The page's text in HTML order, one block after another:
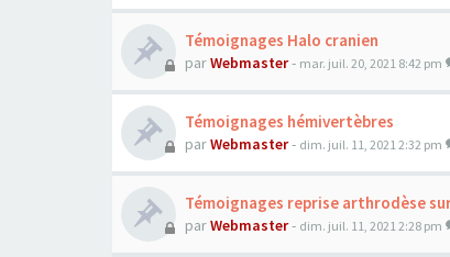
Témoignages Halo cranien
parWebmaster- mar. juil. 20, 2021 8:42 pm
Témoignages hémivertèbres
parWebmaster- dim. juil. 11, 2021 2:32 pm
Témoignages reprise arthrodèse
parWebmaster- dim. juil. 11, 2021 2:28 pm